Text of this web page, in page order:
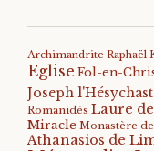
Archimandrite Raphaël
Eglise Fol-en-
Joseph
Romanidès Laure
Miracle Monastère
Athanasios de